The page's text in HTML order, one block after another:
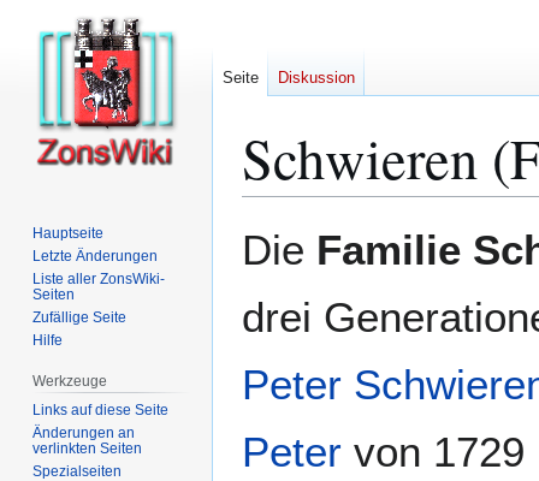
Schwieren
Navigation
Suche
Die Familie
drei
Peter
Peter von
Seite Diskussion
Hauptseite
Letzte Änderungen
Liste aller ZonsWiki-
Seiten
Zufällige Seite
Hilfe
Werkzeuge
Links auf diese Seite
Änderungen an
verlinkten Seiten
Spezialseiten